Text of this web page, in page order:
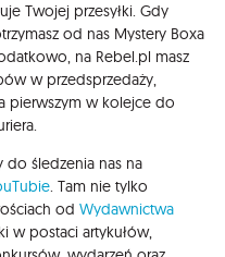
Twojej przesyłki. Gdy
od nas Mystery Boxa
na Rebel.pl masz
w przedsprzedaży,
pierwszym w kolejce do
do śledzenia nas na
. Tam nie tylko
od Wydawnictwa
w postaci artykułów,